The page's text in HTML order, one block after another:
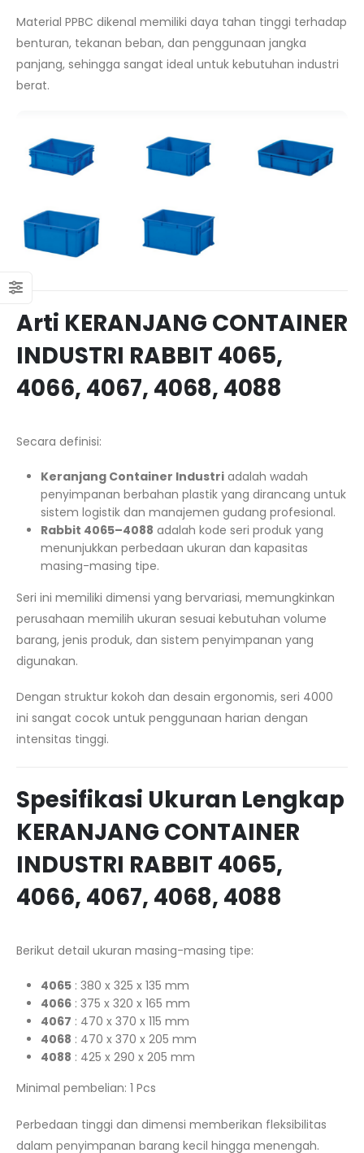
Material PPBC dikenal memiliki daya tahan tinggi terhadap
benturan, tekanan beban, dan penggunaan jangka
panjang, sehingga sangat ideal untuk kebutuhan industri
berat.
Arti KERANJANG CONTAINER
INDUSTRI RABBIT 4065,
4066, 4067, 4068, 4088
Secara definisi:
Keranjang Container Industriadalah wadah
penyimpanan berbahan plastik yang dirancang untuk
sistem logistik dan manajemen gudang profesional.
Rabbit 4065–4088 adalah kode seri produk yang
menunjukkan perbedaan ukuran dan kapasitas
masing-masing tipe.
Seri ini memiliki dimensi yang bervariasi, memungkinkan
perusahaan memilih ukuran sesuai kebutuhan volume
barang, jenis produk, dan sistem penyimpanan yang
digunakan.
Dengan struktur kokoh dan desain ergonomis, seri 4000
ini sangat cocok untuk penggunaan harian dengan
intensitas tinggi.
Spesifikasi Ukuran Lengkap
KERANJANG CONTAINER
INDUSTRI RABBIT 4065,
4066, 4067, 4068, 4088
Berikut detail ukuran masing-masing tipe:
4065: 380 x 325 x 135 mm
4066: 375 x 320 x 165 mm
4067 : 470 x 370 x 115 mm
4068 : 470 x 370 x 205 mm
4088 : 425 x 290 x 205 mm
Minimal pembelian: 1 Pcs
Perbedaan tinggi dan dimensi memberikan fleksibilitas
dalam penyimpanan barang kecil hingga menengah.